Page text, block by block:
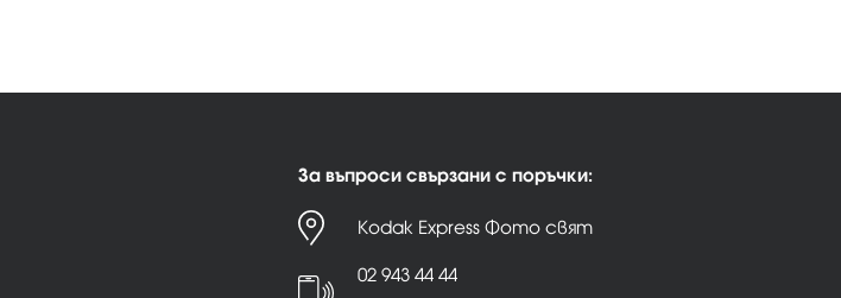
За въпроси свързани с поръчки:
Kodak Express Фото свят
02 943 44 44